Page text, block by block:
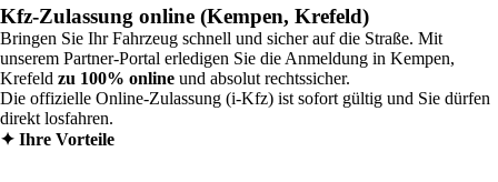
Kfz-Zulassung online (Kempen, Krefeld)
Bringen Sie Ihr Fahrzeug schnell und sicher auf die Straße. Mit
unserem Partner-Portal erledigen Sie die Anmeldung in Kempen,
Krefeld zu 100% online und absolut rechtssicher.
Die offizielle Online-Zulassung (i-Kfz) ist sofort gültig und Sie dürfen
direkt losfahren.
✦ Ihre Vorteile